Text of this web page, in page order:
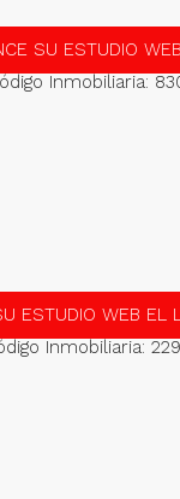
SU ESTUDIO
Inmobiliaria:
ESTUDIO WEB EL
Inmobiliaria: